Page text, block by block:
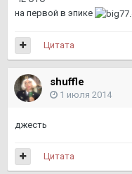
на первой в эпике
Цитата
shuffle
1 июля 2014
джесть
Цитата